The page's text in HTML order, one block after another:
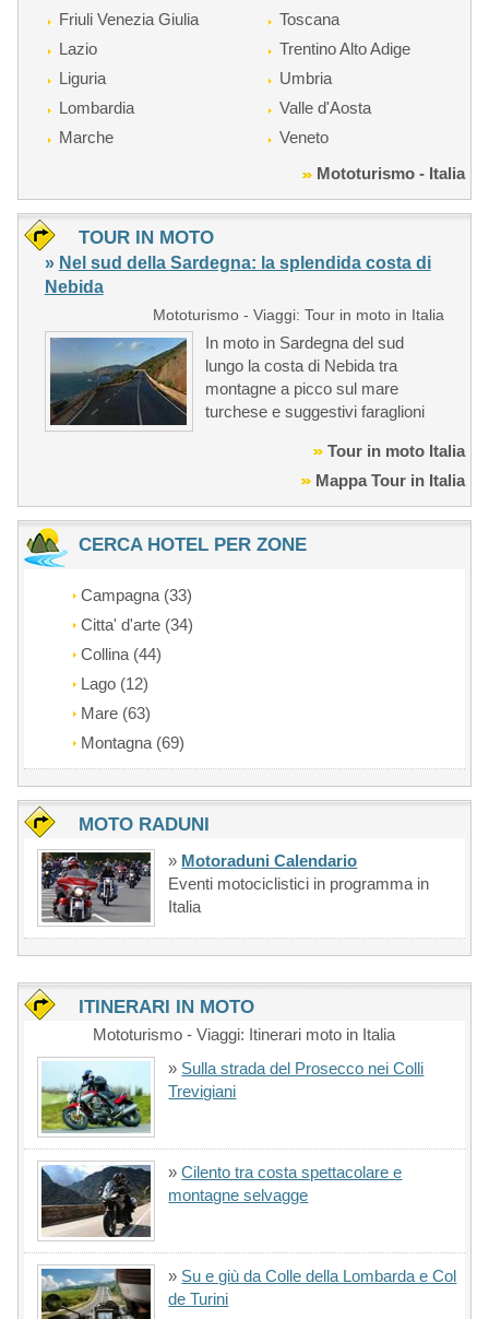
Friuli Venezia Giulia
Lazio
Liguria
Lombardia
Marche
Toscana
Trentino Alto Adige
Umbria
Valle d'Aosta
Veneto
Mototurismo - Italia
TOUR IN MOTO
» Nel sud della Sardegna: la splendida costa di
Nebida
Mototurismo - Viaggi: Tour in moto in Italia
In moto in Sardegna del sud
lungo la costa di Nebida tra
montagne a picco sul mare
turchese e suggestivi faraglioni
Tour in moto Italia
Mappa Tour in Italia
CERCA HOTEL PER ZONE
Campagna (33)
Citta' d'arte (34)
Collina (44)
Lago (12)
Mare (63)
Montagna (69)
MOTO RADUNI
» Motoraduni Calendario
Eventi motociclistici in programma in
Italia
ITINERARI IN MOTO
Mototurismo - Viaggi: Itinerari moto in Italia
» Sulla strada del Prosecco nei Colli
Trevigiani
»Cilento tra costa spettacolare e
montagne selvagge
» Su e giù da Colle della Lombarda e Col
de Turini